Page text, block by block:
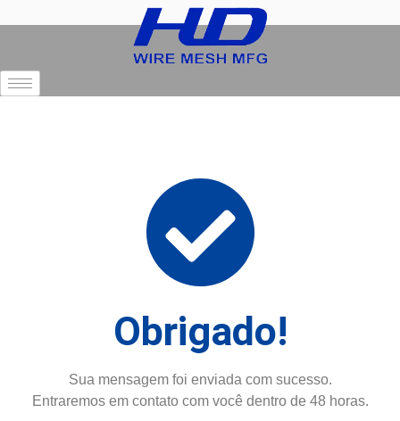
Obrigado!​
Sua mensagem foi enviada com sucesso.
Entraremos em contato com você dentro de 48 horas.